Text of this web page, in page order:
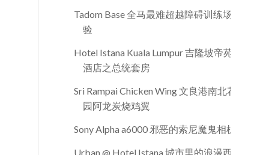
Tadom Base 全马最难超越障碍训练场体
验
Hotel Istana Kuala Lumpur 吉隆坡帝苑
酒店之总统套房
Sri Rampai Chicken Wing 文良港南北花
园阿龙炭烧鸡翼
Sony Alpha a6000 邪恶的索尼魔鬼相机
Urban @ Hotel Istana 城市里的浪漫西餐